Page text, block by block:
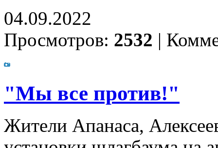
04.09.2022
Просмотров: 2532 |
"Мы все против!"
Жители Апанаса,